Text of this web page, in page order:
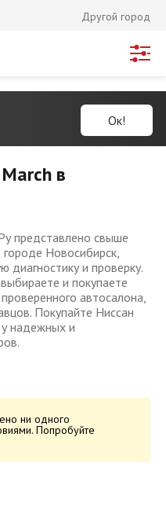
Другой город
Ок!
в
представлено свыше
Новосибирск,
диагностику и проверку.
и покупаете
автосалона,
Покупайте Ниссан
надежных и
ни одного
Попробуйте